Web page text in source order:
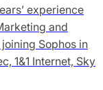
experience
and
Sophos in
1&1 Internet, Sky